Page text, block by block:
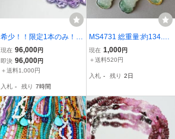
希少！！限定1本のみ！甲
府の一級研磨士が施した
匠の逸品！天然アメジス
ト（紫水晶）ネックレス5
現在 96,000円
即決 96,000円
＋送料1,000円
入札 - 残り 7時間
MS4731 総重量:約134.9g
翡翠など ペンダントトッ
プ 18KGP刻あり 布袋 観
石 ジェダイ パワーストー
現在 1,000円
＋送料520円
入札 - 残り 2日